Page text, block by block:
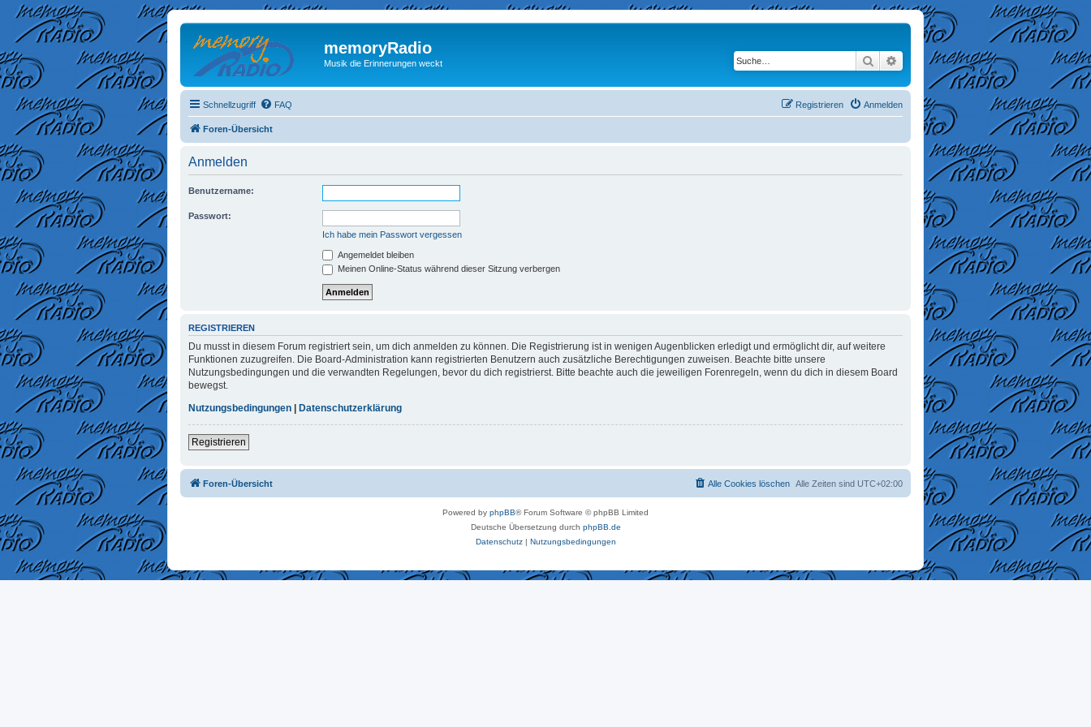
memoryRadio
Musik die Erinnerungen weckt Suche Erweiterte Suche
Schnellzugriff FAQ Anmelden
Registrieren
Foren-Übersicht
Anmelden
Benutzername:
Passwort:
Ich habe mein Passwort vergessen
Angemeldet bleiben
Meinen Online-Status während dieser Sitzung verbergen
REGISTRIEREN
Du musst in diesem Forum registriert sein, um dich anmelden zu können. Die Registrierung ist in wenigen Augenblicken erledigt und ermöglicht dir, auf weitere
Funktionen zuzugreifen. Die Board-Administration kann registrierten Benutzern auch zusätzliche Berechtigungen zuweisen. Beachte bitte unsere
Nutzungsbedingungen und die verwandten Regelungen, bevor du dich registrierst. Bitte beachte auch die jeweiligen Forenregeln, wenn du dich in diesem Board
bewegst.
Nutzungsbedingungen
Datenschutzerklärung
Registrieren
Foren-Übersicht Alle Zeiten sind UTC+02:00
Alle Cookies löschen
Powered by phpBB® Forum Software © phpBB Limited
Deutsche Übersetzung durch phpBB.de
Datenschutz| Nutzungsbedingungen